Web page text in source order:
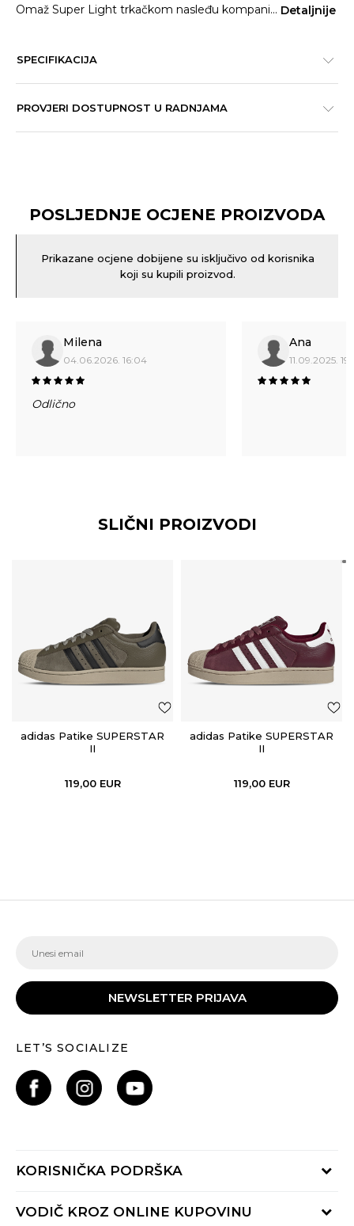
Omaž Super Light trkačkom nasleđu kompani... Detaljnije
SPECIFIKACIJA
PROVJERI DOSTUPNOST U RADNJAMA
POSLJEDNJE OCJENE PROIZVODA
Prikazane ocjene dobijene su isključivo od korisnika
koji su kupili proizvod.
Milena
04.06.2026. 16:04
Odlično
Ana
11.09.2025.
SLIČNI PROIZVODI
adidas Patike SUPERSTAR
II
119,00 EUR
adidas Patike SUPERSTAR
II
119,00 EUR
NEWSLETTER PRIJAVA
LET’S SOCIALIZE
KORISNIČKA PODRŠKA
Provjeri status porudžbine
VODIČ KROZ ONLINE KUPOVINU